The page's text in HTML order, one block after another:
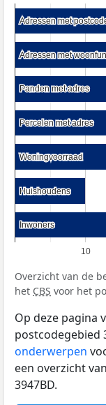
10
Adressen met
Adressen met
Adressen met
Adressen met
Panden met adres
Panden met adres
Percelen met adres
Percelen met adres
Woningvoorraad
Woningvoorraad
Huishoudens
Huishoudens
Inwoners
Inwoners
Overzicht van de
het CBS voor het
Op deze pagina
postcodegebied
onderwerpen
een overzicht
3947BD.